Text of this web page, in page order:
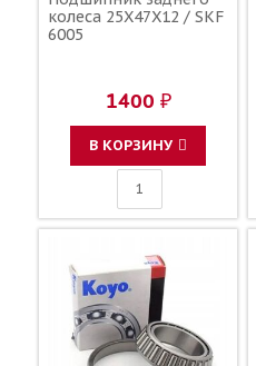
колеса 25X47X12 / SKF
6005
1400 ₽
В КОРЗИНУ